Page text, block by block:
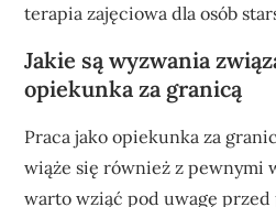
terapia zajęciowa dla osób
Jakie są wyzwania
opiekunka za granicą
Praca jako opiekunka za
wiąże się również z pewnymi
warto wziąć pod uwagę